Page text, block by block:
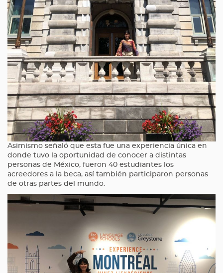
Asimismo señaló que esta fue una experiencia única en
donde tuvo la oportunidad de conocer a distintas
personas de México, fueron 40 estudiantes los
acreedores a la beca, así también participaron personas
de otras partes del mundo.